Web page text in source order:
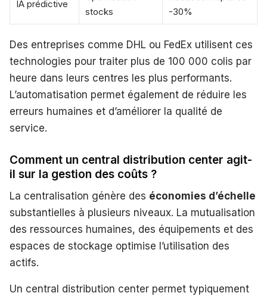
IA prédictive
stocks
-30%
Des entreprises comme DHL ou FedEx utilisent ces
technologies pour traiter plus de 100 000 colis par
heure dans leurs centres les plus performants.
L’automatisation permet également de réduire les
erreurs humaines et d’améliorer la qualité de
service.
Comment un central distribution center agit-
il sur la gestion des coûts ?
La centralisation génère des économies d’échelle
substantielles à plusieurs niveaux. La mutualisation
des ressources humaines, des équipements et des
espaces de stockage optimise l’utilisation des
actifs.
Un central distribution center permet typiquement